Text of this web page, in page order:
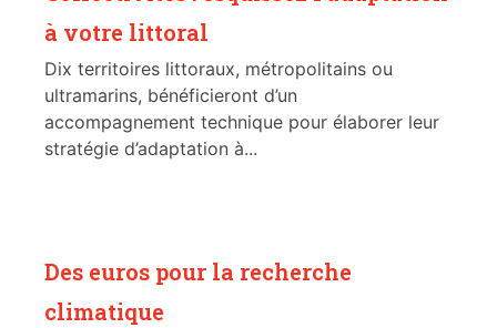
à votre littoral
Dix territoires littoraux, métropolitains ou
ultramarins, bénéficieront d’un
accompagnement technique pour élaborer leur
stratégie d’adaptation à...
Des euros pour la recherche
climatique